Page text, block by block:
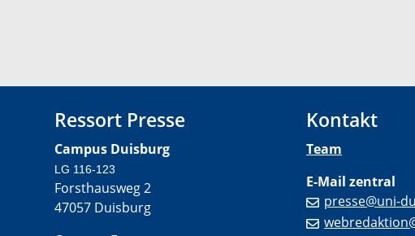
Ressort Presse
Campus Duisburg
LG 116-123
Forsthausweg 2
47057 Duisburg
Kontakt
Team
E-Mail zentral
presse@uni-